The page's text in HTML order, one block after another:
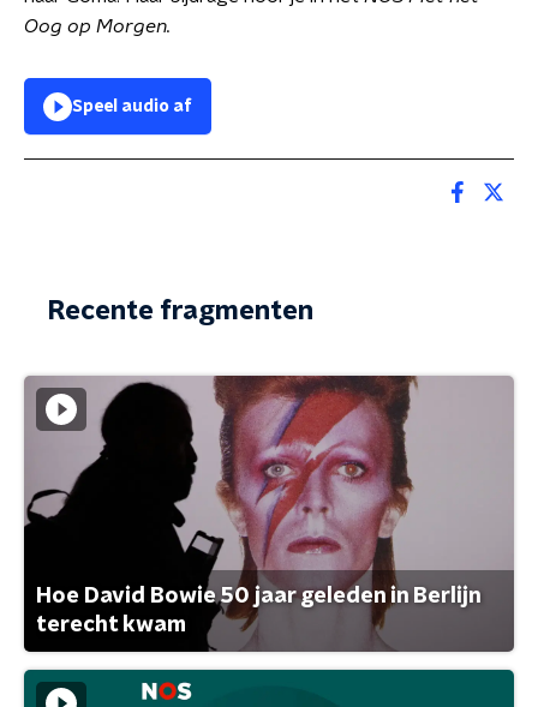
Oog op Morgen.
Speel audio af
Recente fragmenten
Hoe David Bowie 50 jaar geleden in Berlijn
terecht kwam